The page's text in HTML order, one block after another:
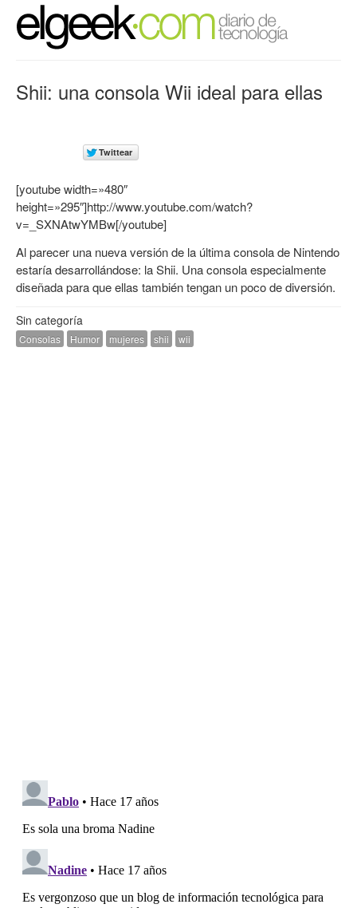
Shii: una consola Wii ideal para ellas
[youtube width=»480″
height=»295″]http://www.youtube.com/watch?
v=_SXNAtwYMBw[/youtube]
Al parecer una nueva versión de la última consola de Nintendo
estaría desarrollándose: laShii. Una consola especialmente
diseñada para que ellas también tengan un poco de diversión.
Sin categoría
Consolas Humor mujeres shii wii